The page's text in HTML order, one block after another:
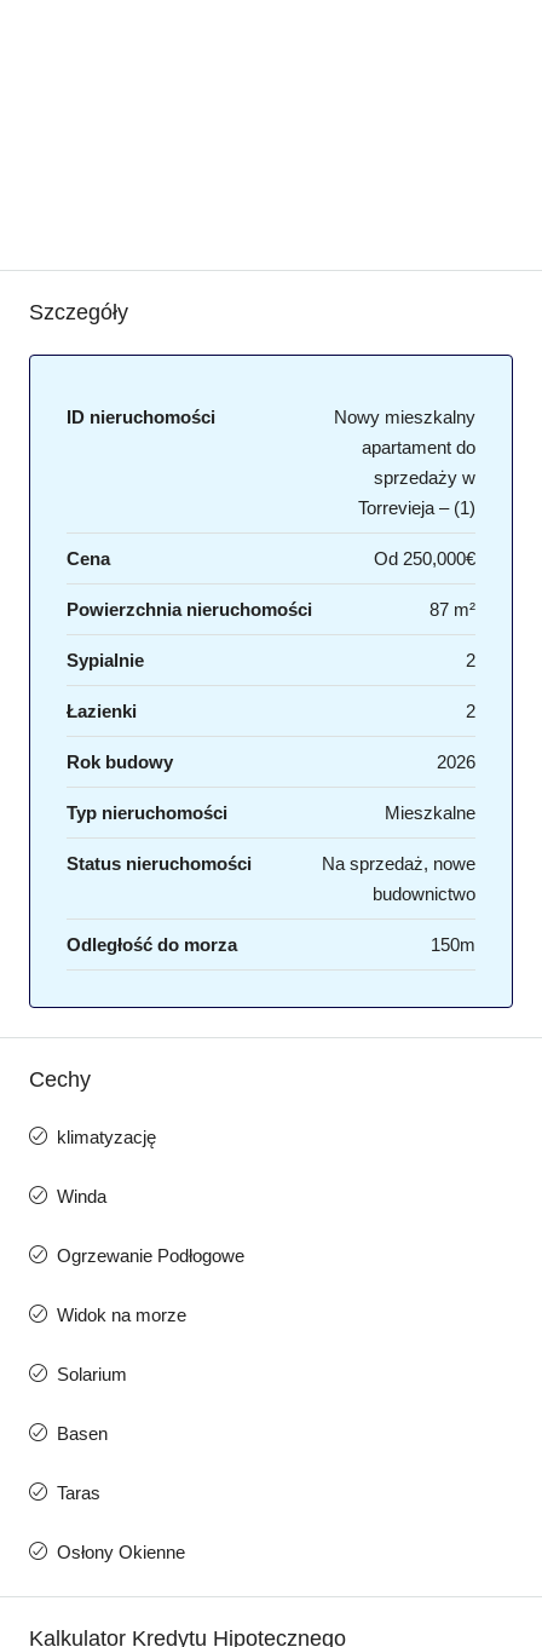
Szczegóły
ID nieruchomości
Nowy mieszkalny
apartament do
sprzedaży w
Torrevieja – (1)
Cena Od 250,000€
Powierzchnia nieruchomości 87 m²
Sypialnie 2
Łazienki 2
Rok budowy 2026
Typ nieruchomości Mieszkalne
Status nieruchomości
Na sprzedaż, nowe
budownictwo
Odległość do morza 150m
Cechy
klimatyzację
Winda
Ogrzewanie Podłogowe
Widok na morze
Solarium
Basen
Taras
Osłony Okienne
Kalkulator Kredytu Hipotecznego